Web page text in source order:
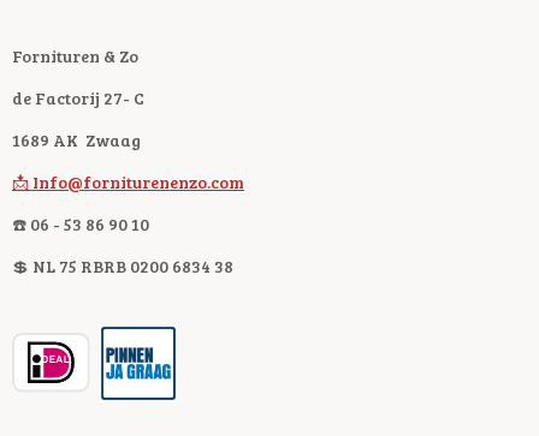
Fornituren & Zo
de Factorij 27- C
1689 AK Zwaag
📩 Info@forniturenenzo.com
☎️ 06 - 53 86 90 10
💲 NL 75 RBRB 0200 6834 38